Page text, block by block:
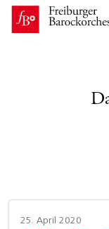
25. April 2020